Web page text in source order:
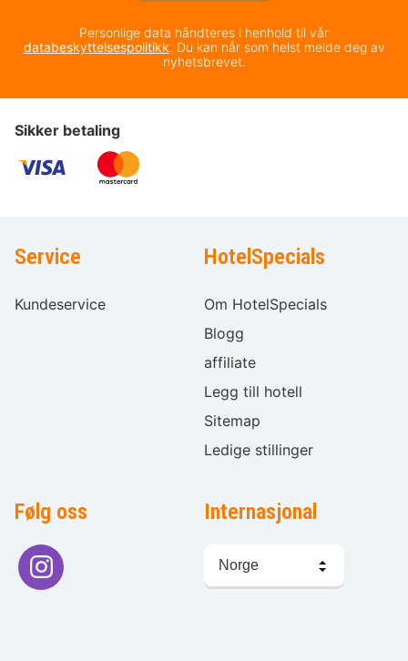
Personlige data håndteres i henhold til vår
databeskyttelsespolitikk. Du kan når som helst melde deg av
nyhetsbrevet.
Sikker betaling
Service
Kundeservice
HotelSpecials
Om HotelSpecials
Blogg
affiliate
Legg till hotell
Sitemap
Ledige stillinger
Følg oss Internasjonal